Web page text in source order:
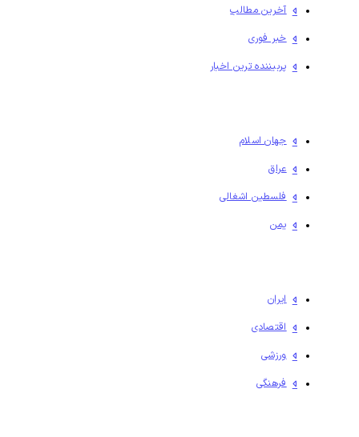
آخرین مطالب
خبر فوری
پربیننده ترین اخبار
جهان اسلام
عراق
فلسطين اشغالی
یمن
ایران
اقتصادی
ورزشی
فرهنگی